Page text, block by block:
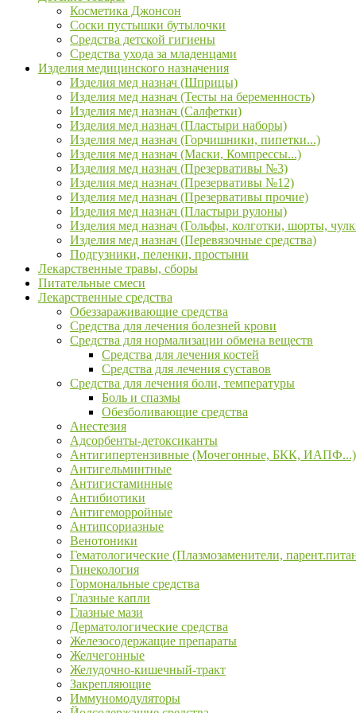
Косметика Джонсон
Соски пустышки бутылочки
Средства детской гигиены
Средства ухода за младенцами
Изделия медицинского назначения
Изделия мед назнач (Шприцы)
Изделия мед назнач (Тесты на беременность)
Изделия мед назнач (Салфетки)
Изделия мед назнач (Пластыри наборы)
Изделия мед назнач (Горчишники, пипетки...)
Изделия мед назнач (Маски, Компрессы...)
Изделия мед назнач (Презервативы №3)
Изделия мед назнач (Презервативы №12)
Изделия мед назнач (Презервативы прочие)
Изделия мед назнач (Пластыри рулоны)
Изделия мед назнач (Гольфы, колготки, шорты,
Изделия мед назнач (Перевязочные средства)
Подгузники, пеленки, простыни
Лекарственные травы, сборы
Питательные смеси
Лекарственные средства
Обеззараживающие средства
Средства для лечения болезней крови
Средства для нормализации обмена веществ
Средства для лечения костей
Средства для лечения суставов
Средства для лечения боли, температуры
Боль и спазмы
Обезболивающие средства
Анестезия
Адсорбенты-детоксиканты
Антигипертензивные (Мочегонные, БКК, ИАПФ...)
Антигельминтные
Антигистаминные
Антибиотики
Антигеморройные
Антипсориазные
Венотоники
Гематологические (Плазмозаменители,
Гинекология
Гормональные средства
Глазные капли
Глазные мази
Дерматологические средства
Железосодержащие препараты
Желчегонные
Желудочно-кишечный-тракт
Закрепляющие
Иммуномодуляторы